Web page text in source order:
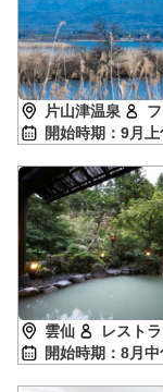
片山津温泉
開始時期：9月
雲仙 レスト
開始時期：8月